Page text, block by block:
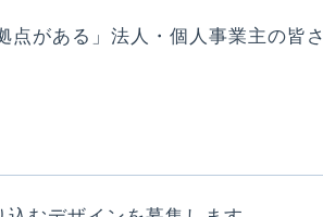
点がある」法人・個人事業主の皆